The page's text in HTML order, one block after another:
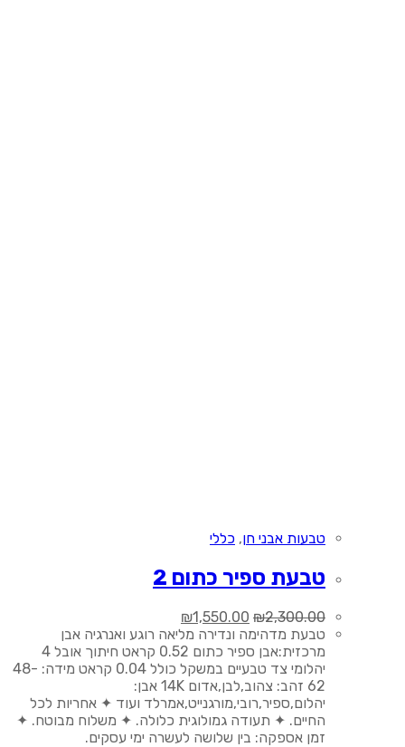
טבעות אבני חן, כללי
טבעת ספיר כתום 2
₪2,300.00
המחיר
המקורי
היה:
₪2,300.00.
₪1,550.00
הנוכחי
הוא:
₪1,550.00.
טבעת מדהימה ונדירה מליאה רוגע ואנרגיה אבן
מרכזית:אבן ספיר כתום 0.52 קראט חיתוך אובל 4
יהלומי צד טבעיים במשקל כולל 0.04 קראט מידה: 48-
62 זהב: צהוב,לבן,אדום 14K אבן:
יהלום,ספיר,רובי,מורגנייט,אמרלד ועוד ✦ אחריות לכל
החיים. ✦ תעודה גמולוגית כלולה. ✦ משלוח מבוטח. ✦
זמן אספקה: בין שלושה לעשרה ימי עסקים.